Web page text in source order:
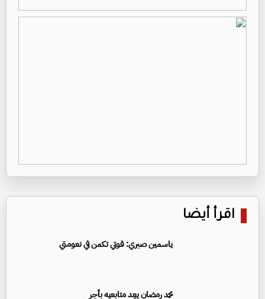
اقرأ أيضا
ياسمين صبري: قوتي تكمن في نعومتي
محمد رمضان يعِد متابعيه بأجر